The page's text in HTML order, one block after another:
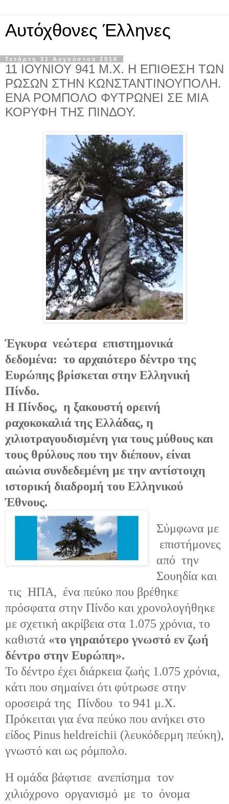
Αυτόχθονες Έλληνες
Τετάρτη 31 Αυγούστου 2016
11 ΙΟΥΝΙΟΥ 941 Μ.Χ. Η ΕΠΙΘΕΣΗ ΤΩΝ
ΡΩΣΩΝ ΣΤΗΝ ΚΩΝΣΤΑΝΤΙΝΟΥΠΟΛΗ.
ΕΝΑ ΡΟΜΠΟΛΟ ΦΥΤΡΩΝΕΙ ΣΕ ΜΙΑ
ΚΟΡΥΦΗ ΤΗΣ ΠΙΝΔΟΥ.
Έγκυρα νεώτερα επιστημονικά
δεδομένα: το αρχαιότερο δέντρο της
Ευρώπης βρίσκεται στην Ελληνική
Πίνδο.
Η Πίνδος, η ξακουστή ορεινή
ραχοκοκαλιά της Ελλάδας, η
χιλιοτραγουδισμένη για τους μύθους και
τους θρύλους που την διέπουν, είναι
αιώνια συνδεδεμένη με την αντίστοιχη
ιστορική διαδρομή του Ελληνικού
Έθνους.
Σύμφωνα με
επιστήμονες
από την
Σουηδία και
τις ΗΠΑ, ένα πεύκο που βρέθηκε
πρόσφατα στην Πίνδο και χρονολογήθηκε
με σχετική ακρίβεια στα 1.075 χρόνια, το
καθιστά «το γηραιότερο γνωστό εν ζωή
δέντρο στην Ευρώπη».
Το δέντρο έχει διάρκεια ζωής 1.075 χρόνια,
κάτι που σημαίνει ότι φύτρωσε στην
οροσειρά της Πίνδου το 941 μ.Χ.
Πρόκειται για ένα πεύκο που ανήκει στο
είδος Pinus heldreichii (λευκόδερμη πεύκη),
γνωστό και ως ρόμπολο.
Η ομάδα βάφτισε ανεπίσημα τον
χιλιόχρονο οργανισμό με το όνομα